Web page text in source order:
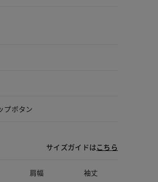
プボタン
サイズガイドはこちら
肩幅 袖丈